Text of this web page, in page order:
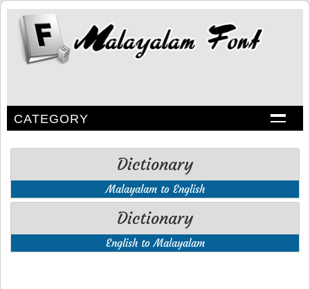
CATEGORY
Dictionary
Malayalam to English
Dictionary
English to Malayalam